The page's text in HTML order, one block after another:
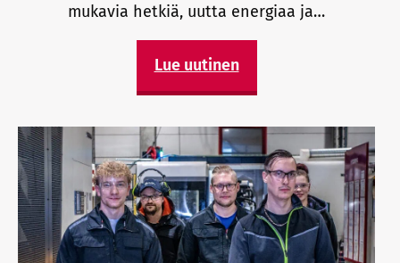
mukavia hetkiä, uutta energiaa ja…
Lue uutinen